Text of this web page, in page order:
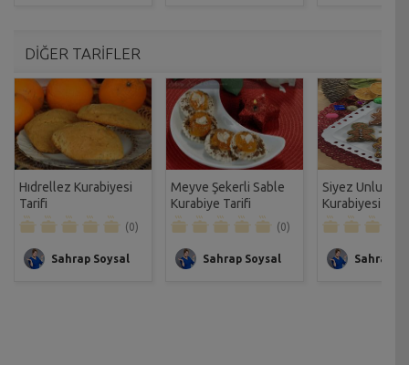
DİĞER TARİFLER
Hıdrellez Kurabiyesi
Tarifi
(0)
Sahrap Soysal
Meyve Şekerli Sable
Kurabiye Tarifi
(0)
Sahrap Soysal
Siyez Unlu
Kurabiyesi
Sahrap